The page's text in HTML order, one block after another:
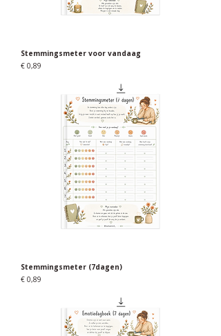
Stemmingsmeter voor vandaag
Prijs
€ 0,89
Stemmingsmeter (7dagen)
Prijs
€ 0,89